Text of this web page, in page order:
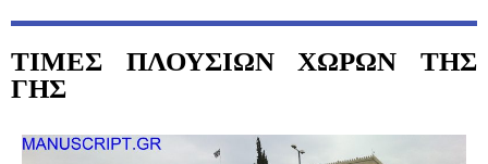
ΤΙΜΕΣ ΠΛΟΥΣΙΩΝ ΧΩΡΩΝ ΤΗΣ
ΓΗΣ